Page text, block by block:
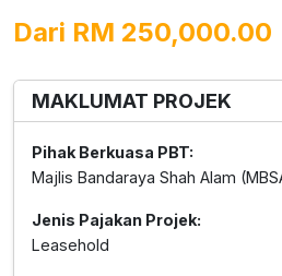
Dari RM 250,000.00
MAKLUMAT PROJEK
Pihak Berkuasa PBT:
Majlis Bandaraya Shah Alam
Jenis Pajakan Projek:
Leasehold